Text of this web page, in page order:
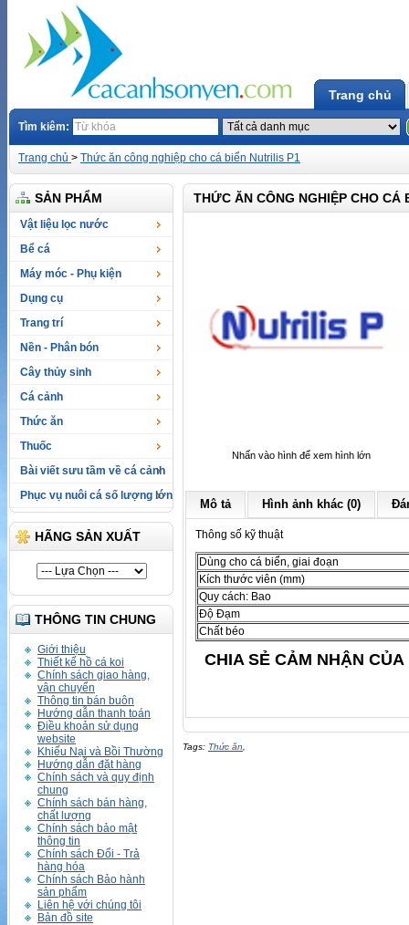
Trang chủ
Tìm kiêm:
Trang chủ > Thức ăn công nghiệp cho cá biển Nutrilis P1
SẢN PHẨM
Vật liệu lọc nước
Bể cá
Máy móc - Phụ kiện
Dụng cụ
Trang trí
Nền - Phân bón
Cây thủy sinh
Cá cảnh
Thức ăn
Thuốc
Bài viết sưu tầm về cá cảnh
Phục vụ nuôi cá số lượng lớn
HÃNG SẢN XUẤT
THÔNG TIN CHUNG
Giới thiệu
Thiết kế hồ cá koi
Chính sách giao hàng,
vận chuyển
Thông tin bán buôn
Hướng dẫn thanh toán
Điều khoản sử dụng
website
Khiếu Nại và Bồi Thường
Hướng dẫn đặt hàng
Chính sách và quy định
chung
Chính sách bán hàng,
chất lượng
Chính sách bảo mật
thông tin
Chính sách Đổi - Trả
hàng hóa
Chính sách Bảo hành
sản phẩm
Liên hệ với chúng tôi
Bản đồ site
THỨC ĂN CÔNG NGHIỆP CHO CÁ
Nhấn vào hình để xem hình lớn
Mô tả Hình ảnh khác (0)
Thông số kỹ thuật
Dùng cho cá biển, giai đoạn
Kích thước viên (mm)
Quy cách: Bao
Độ Đạm
Chất béo
CHIA SẺ CẢM NHẬN
Tags: Thức ăn